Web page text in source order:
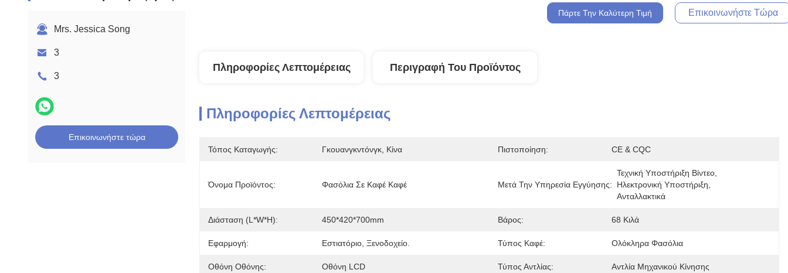
Mrs. Jessica Song
3
3
Επικοινωνήστε τώρα
Πάρτε Την Καλύτερη Τιμή Επικοινωνήστε Τώρα
Πληροφορίες Λεπτομέρειας Περιγραφή Του Προϊόντος
Πληροφορίες Λεπτομέρειας
Τόπος Καταγωγής: Γκουανγκντόνγκ, Κίνα Πιστοποίηση: CE & CQC
Όνομα Προϊόντος: Φασόλια Σε Καφέ Καφέ Μετά Την Υπηρεσία Εγγύησης:
Τεχνική Υποστήριξη Βίντεο,
Ηλεκτρονική Υποστήριξη,
Ανταλλακτικά
Διάσταση (l*w*h): 450*420*700mm Βάρος: 68 Κιλά
Εφαρμογή: Εστιατόριο, Ξενοδοχείο. Τύπος Καφέ: Ολόκληρα Φασόλια
Οθόνη Οθόνης: Οθόνη LCD Τύπος Αντλίας: Αντλία Μηχανικού Κίνησης